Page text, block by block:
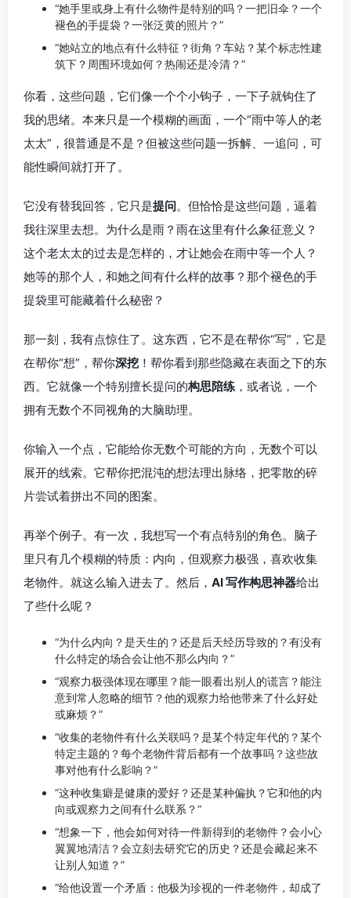
“她手里或身上有什么物件是特别的吗？一把旧伞？一个
褪色的手提袋？一张泛黄的照片？”
“她站立的地点有什么特征？街角？车站？某个标志性建
筑下？周围环境如何？热闹还是冷清？”
你看，这些问题，它们像一个个小钩子，一下子就钩住了
我的思绪。本来只是一个模糊的画面，一个“雨中等人的老
太太”，很普通是不是？但被这些问题一拆解、一追问，可
能性瞬间就打开了。
它没有替我回答，它只是提问。但恰恰是这些问题，逼着
我往深里去想。为什么是雨？雨在这里有什么象征意义？
这个老太太的过去是怎样的，才让她会在雨中等一个人？
她等的那个人，和她之间有什么样的故事？那个褪色的手
提袋里可能藏着什么秘密？
那一刻，我有点惊住了。这东西，它不是在帮你“写”，它是
在帮你“想”，帮你深挖 ！帮你看到那些隐藏在表面之下的东
西。它就像一个特别擅长提问的构思陪练 ，或者说，一个
拥有无数个不同视角的大脑助理。
你输入一个点，它能给你无数个可能的方向，无数个可以
展开的线索。它帮你把混沌的想法理出脉络，把零散的碎
片尝试着拼出不同的图案。
再举个例子。有一次，我想写一个有点特别的角色。脑子
里只有几个模糊的特质：内向，但观察力极强，喜欢收集
老物件。就这么输入进去了。然后， AI 写作构思神器给出
了些什么呢？
“为什么内向？是天生的？还是后天经历导致的？有没有
什么特定的场合会让他不那么内向？”
“观察力极强体现在哪里？能一眼看出别人的谎言？能注
意到常人忽略的细节？他的观察力给他带来了什么好处
或麻烦？”
“收集的老物件有什么关联吗？是某个特定年代的？某个
特定主题的？每个老物件背后都有一个故事吗？这些故
事对他有什么影响？”
“这种收集癖是健康的爱好？还是某种偏执？它和他的内
向或观察力之间有什么联系？”
“想象一下，他会如何对待一件新得到的老物件？会小心
翼翼地清洁？会立刻去研究它的历史？还是会藏起来不
让别人知道？”
“给他设置一个矛盾：他极为珍视的一件老物件，却成了